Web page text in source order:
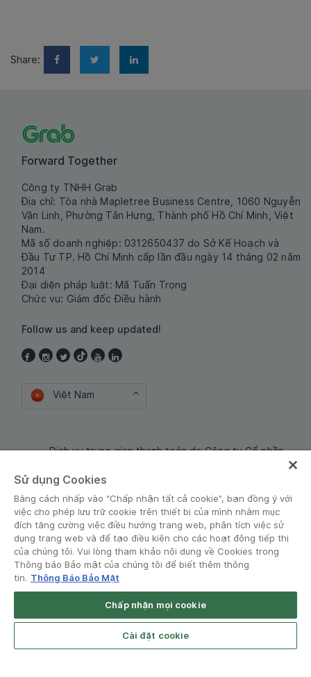
Share:
Forward Together
Công ty TNHH Grab
Địa chỉ: Tòa nhà Mapletree Business Centre, 1060 Nguyễn
Văn Linh, Phường Tân Hưng, Thành phố Hồ Chí Minh, Việt
Nam.
Mã số doanh nghiệp: 0312650437 do Sở Kế Hoạch và
Đầu Tư TP. Hồ Chí Minh cấp lần đầu ngày 14 tháng 02 năm
2014
Đại diện pháp luật: Mã Tuấn Trọng
Chức vụ: Giám đốc Điều hành
Follow us and keep updated!
Việt Nam
Dịch vụ trung gian thanh toán do Công ty Cổ phần
© Grab 2010 - 2026
Grab Driver for Android Open App
Sử dụng Cookies
Bằng cách nhấp vào “Chấp nhận tất cả cookie”, bạn đồng ý với
việc cho phép lưu trữ cookie trên thiết bị của mình nhằm mục
đích tăng cường việc điều hướng trang web, phân tích việc sử
dụng trang web và để tạo điều kiện cho các hoạt động tiếp thị
của chúng tôi. Vui lòng tham khảo nội dung về Cookies trong
Thông báo Bảo mật của chúng tôi để biết thêm thông
tin. Thông Báo Bảo Mật
Chấp nhận mọi cookie
Cài đặt cookie